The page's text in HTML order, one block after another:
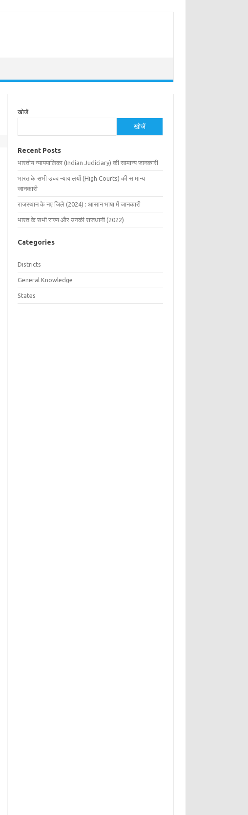
खोजें
खोजें
Recent Posts
भारतीय न्यायपालिका (Indian Judiciary) की सामान्य जानकारी
भारत के सभी उच्च न्यायालयों (High Courts) की सामान्य
जानकारी
राजस्थान के नए जिले (2024) : आसान भाषा में जानकारी
भारत के सभी राज्य और उनकी राजधानी (2022)
Categories
Districts
General Knowledge
States